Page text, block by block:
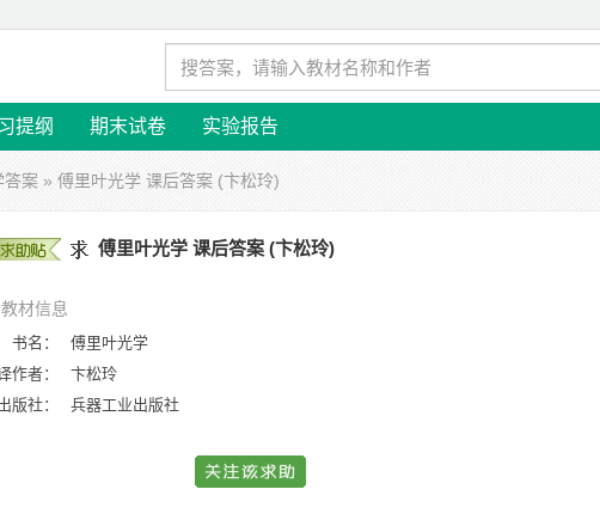
提纲 期末试卷 实验报告
答案 » 傅里叶光学 课后答案 (卞松玲)
傅里叶光学 课后答案 (卞松玲)
材信息
书名：
傅里叶光学
作者：
卞松玲
版社：
兵器工业出版社